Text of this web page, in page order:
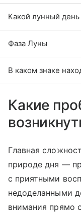
Какой лунный день
Фаза Луны
В каком знаке
Какие
Главная
природе дня —
с приятными
недоделанными
внимания прямо